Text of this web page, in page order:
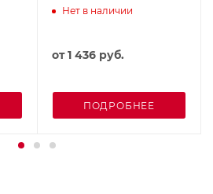
Нет в наличии
от1 436 руб.
ПОДРОБНЕЕ